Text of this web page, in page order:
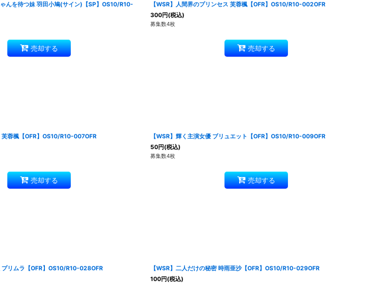
ゃんを待つ妹 羽田小鳩(サイン)【SP】OS10/R10-
売却する
【WSR】人間界のプリンセス 芙蓉楓【OFR】OS10/R10-002OFR
300円(税込)
募集数4枚
売却する
芙蓉楓【OFR】OS10/R10-007OFR
売却する
【WSR】輝く主演女優 ブリュエット【OFR】OS10/R10-009OFR
50円(税込)
募集数4枚
売却する
プリムラ【OFR】OS10/R10-028OFR
【WSR】二人だけの秘密 時雨亜沙【OFR】OS10/R10-029OFR
100円(税込)